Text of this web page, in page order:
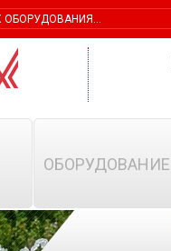
ОБОРУДОВАНИЕ